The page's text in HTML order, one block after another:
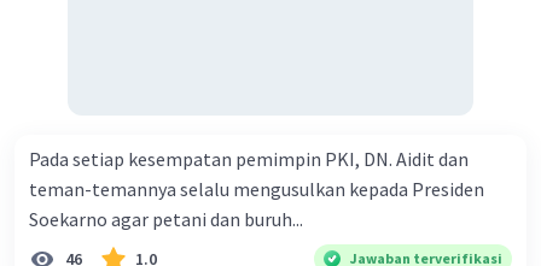
Pada setiap kesempatan pemimpin PKI, DN. Aidit dan
teman-temannya selalu mengusulkan kepada Presiden
Soekarno agar petani dan buruh...
46 1.0 Jawaban terverifikasi